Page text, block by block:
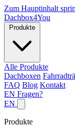
Zum Hauptinhalt
Dachbox4You
Alle Produkte
Dachboxen
FAQ Blog Kontakt
EN Fragen?
EN
Produkte